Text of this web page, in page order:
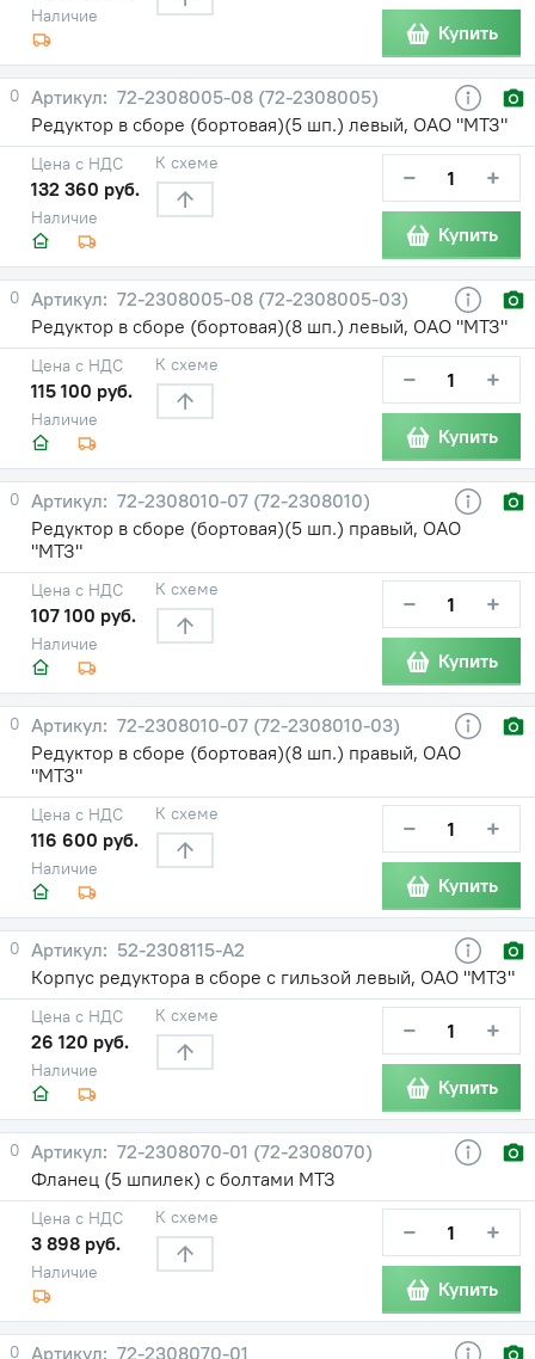
Наличие
Купить
0
72-2308005-08 (72-2308005)
Редуктор в сборе (бортовая)(5 шп.) левый, ОАО "МТЗ"
Наличие
Цена с НДС
132 360 руб.
К схеме − +
Купить
0
72-2308005-08 (72-2308005-03)
Редуктор в сборе (бортовая)(8 шп.) левый, ОАО "МТЗ"
Наличие
Цена с НДС
115 100 руб.
К схеме − +
Купить
0
72-2308010-07 (72-2308010)
Редуктор в сборе (бортовая)(5 шп.) правый, ОАО
"МТЗ"
Наличие
Цена с НДС
107 100 руб.
К схеме − +
Купить
0
72-2308010-07 (72-2308010-03)
Редуктор в сборе (бортовая)(8 шп.) правый, ОАО
"МТЗ"
Наличие
Цена с НДС
116 600 руб.
К схеме − +
Купить
0
52-2308115-А2
Корпус редуктора в сборе с гильзой левый, ОАО "МТЗ"
Наличие
Цена с НДС
26 120 руб.
К схеме − +
Купить
0
72-2308070-01 (72-2308070)
Фланец (5 шпилек) с болтами МТЗ
Наличие
Цена с НДС
3 898 руб.
К схеме − +
Купить
0 72-2308070-01